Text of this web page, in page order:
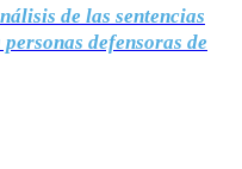
de las sentencias
defensoras de